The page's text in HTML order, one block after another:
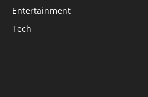
Entertainment
Tech